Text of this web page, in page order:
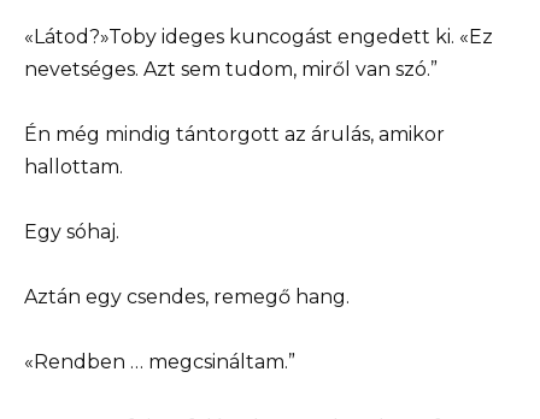
«Látod?»Toby ideges kuncogást engedett ki. «Ez
nevetséges. Azt sem tudom, miről van szó.”
Én még mindig tántorgott az árulás, amikor
hallottam.
Egy sóhaj.
Aztán egy csendes, remegő hang.
«Rendben … megcsináltam.”